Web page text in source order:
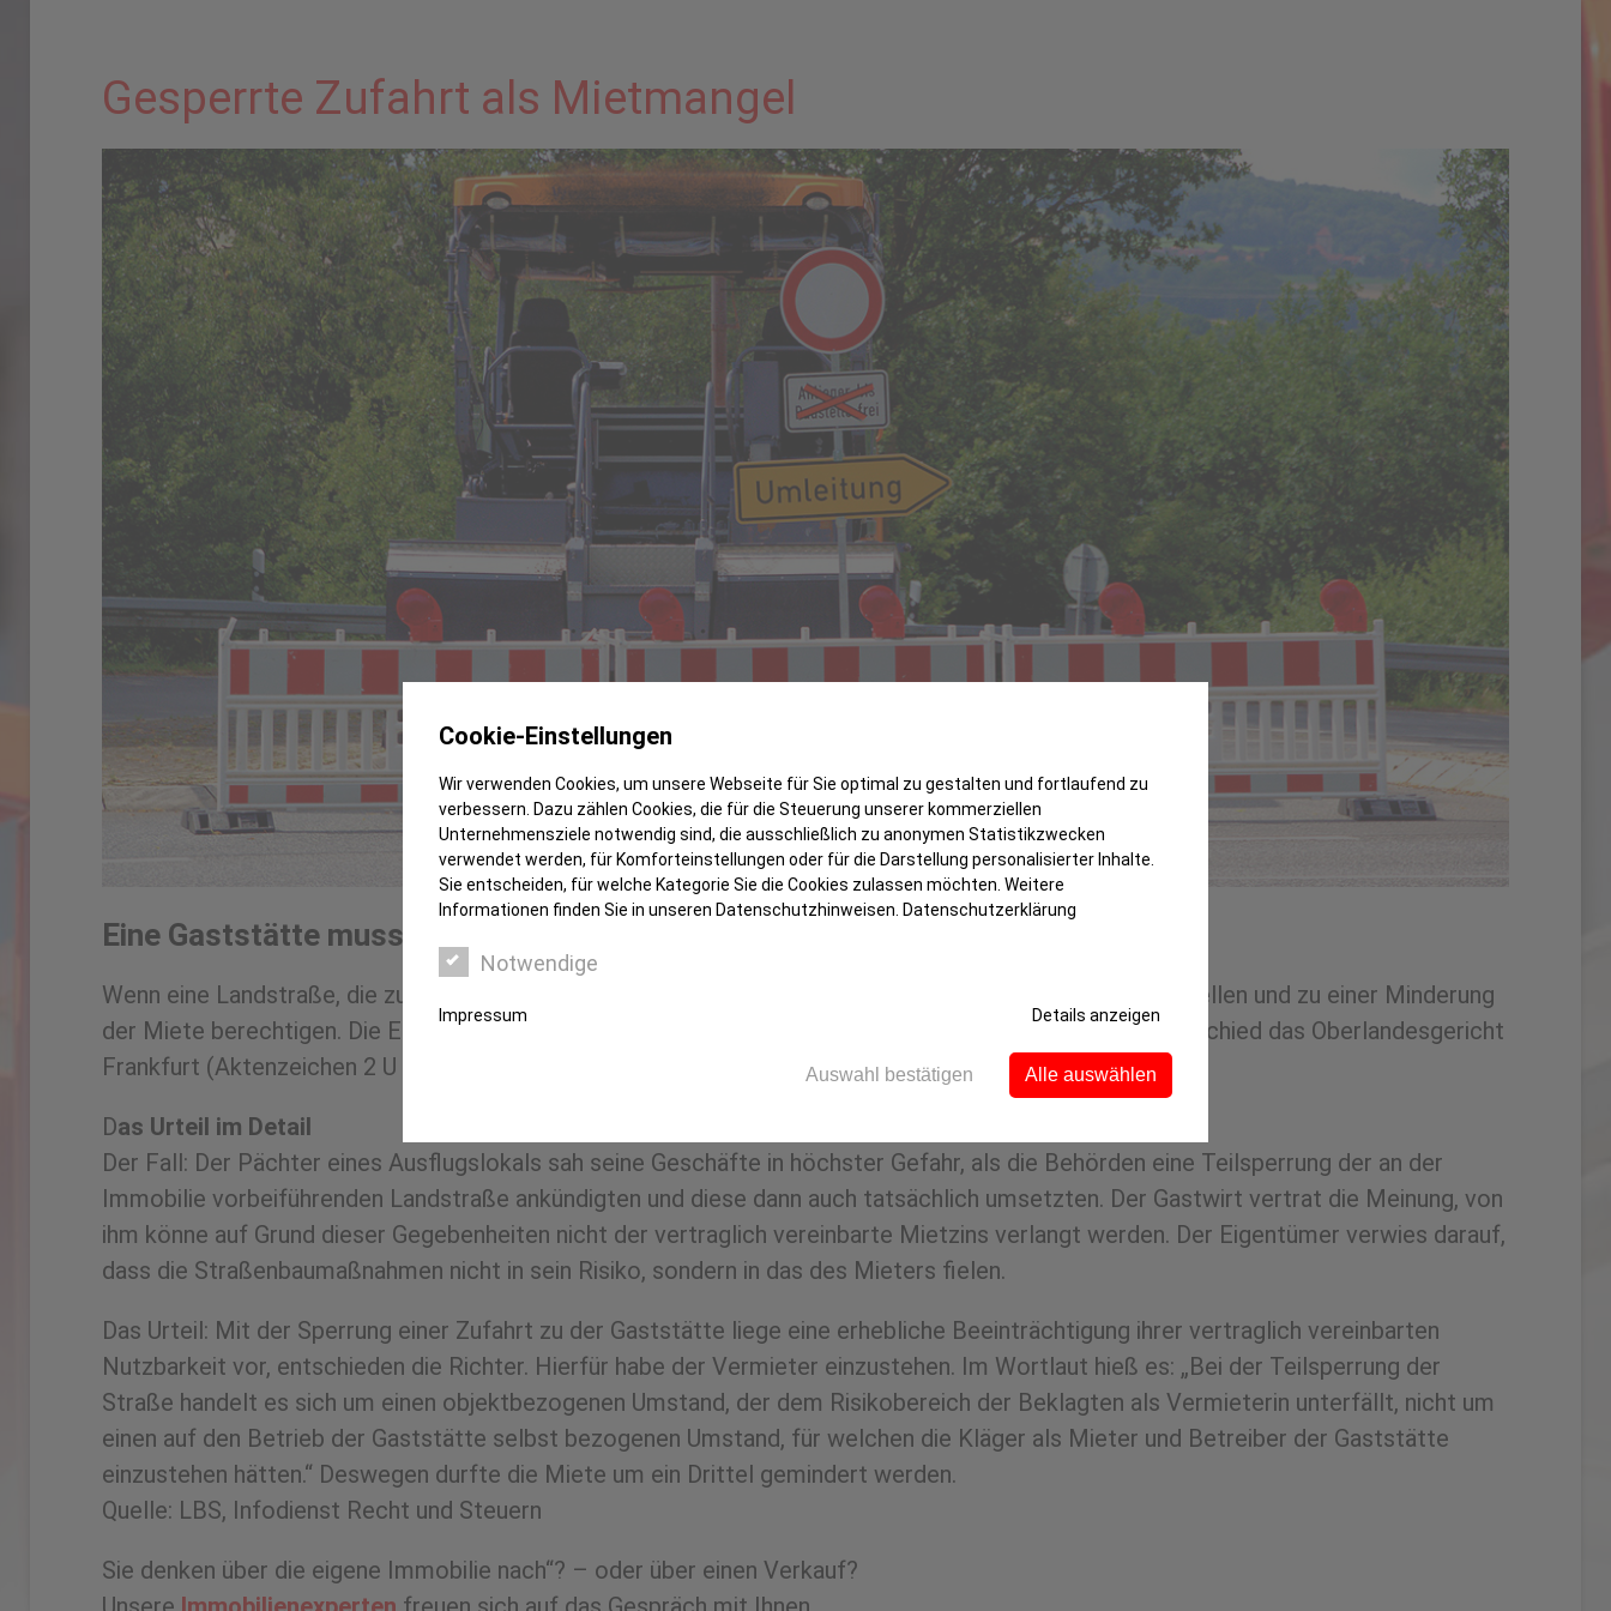
Gesperrte Zufahrt als Mietmangel
Eine Gaststätte musste erheblich um ihre Geschäfte bangen
Wenn eine Landstraße, die zu einem Ausflugslokal führt, gesperrt wird, dann kann das einen Mangel darstellen und zu einer Minderung
der Miete berechtigen. Die Erreichbarkeit sei Grundlage der Attraktivität einer derartigen Wirtschaft, entschied das Oberlandesgericht
Frankfurt (Aktenzeichen 2 U 152/16).
Das Urteil im Detail
Der Fall: Der Pächter eines Ausflugslokals sah seine Geschäfte in höchster Gefahr, als die Behörden eine Teilsperrung der an der
Immobilie vorbeiführenden Landstraße ankündigten und diese dann auch tatsächlich umsetzten. Der Gastwirt vertrat die Meinung, von
ihm könne auf Grund dieser Gegebenheiten nicht der vertraglich vereinbarte Mietzins verlangt werden. Der Eigentümer verwies darauf,
dass die Straßenbaumaßnahmen nicht in sein Risiko, sondern in das des Mieters fielen.
Das Urteil: Mit der Sperrung einer Zufahrt zu der Gaststätte liege eine erhebliche Beeinträchtigung ihrer vertraglich vereinbarten
Nutzbarkeit vor, entschieden die Richter. Hierfür habe der Vermieter einzustehen. Im Wortlaut hieß es: „Bei der Teilsperrung der
Straße handelt es sich um einen objektbezogenen Umstand, der dem Risikobereich der Beklagten als Vermieterin unterfällt, nicht um
einen auf den Betrieb der Gaststätte selbst bezogenen Umstand, für welchen die Kläger als Mieter und Betreiber der Gaststätte
einzustehen hätten.“ Deswegen durfte die Miete um ein Drittel gemindert werden.
Quelle: LBS, Infodienst Recht und Steuern
Sie denken über die eigene Immobilie nach“? – oder über einen Verkauf?
Cookie-Einstellungen
Wir verwenden Cookies, um unsere Webseite für Sie optimal zu gestalten und fortlaufend zu
verbessern. Dazu zählen Cookies, die für die Steuerung unserer kommerziellen
Unternehmensziele notwendig sind, die ausschließlich zu anonymen Statistikzwecken
verwendet werden, für Komforteinstellungen oder für die Darstellung personalisierter Inhalte.
Sie entscheiden, für welche Kategorie Sie die Cookies zulassen möchten. Weitere
Informationen finden Sie in unseren Datenschutzhinweisen. Datenschutzerklärung
Notwendige
Impressum Details anzeigen
Auswahl bestätigen Alle auswählen